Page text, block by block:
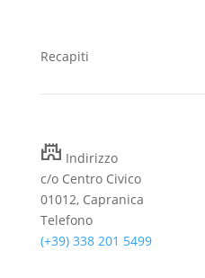
Recapiti
castle Indirizzo
c/o Centro Civico
01012, Capranica
Telefono
(+39) 338 201 5499